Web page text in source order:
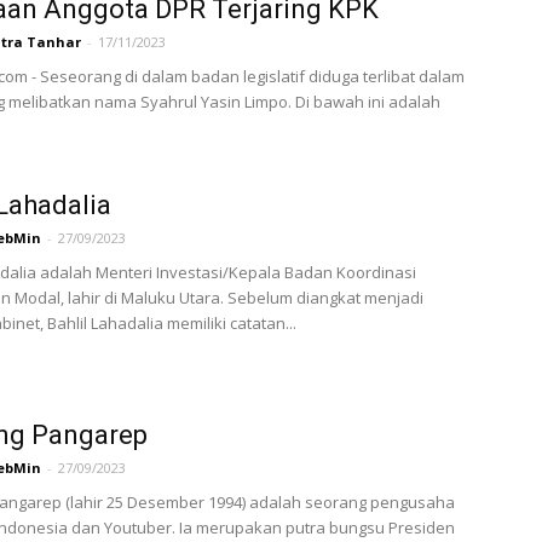
Anggota DPR Terjaring KPK
Tanhar - 17/11/2023
- Seseorang di dalam badan legislatif diduga terlibat dalam
melibatkan nama Syahrul Yasin Limpo. Di bawah ini adalah
- 27/09/2023
adalah Menteri Investasi/Kepala Badan Koordinasi
Modal, lahir di Maluku Utara. Sebelum diangkat menjadi
Bahlil Lahadalia memiliki catatan...
Pangarep
- 27/09/2023
(lahir 25 Desember 1994) adalah seorang pengusaha
dan Youtuber. Ia merupakan putra bungsu Presiden